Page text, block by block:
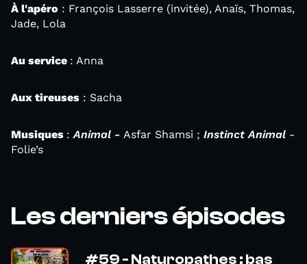
À l'apéro : François Lasserre (invitée), Anaïs, Thomas,
Jade, Lola
Au service : Anna
Aux tireuses : Sacha
Musiques :Animal - Asfar Shamsi ; Instinct Animal -
Folie’s
Les derniers épisodes
#59 - Naturopathes : bas